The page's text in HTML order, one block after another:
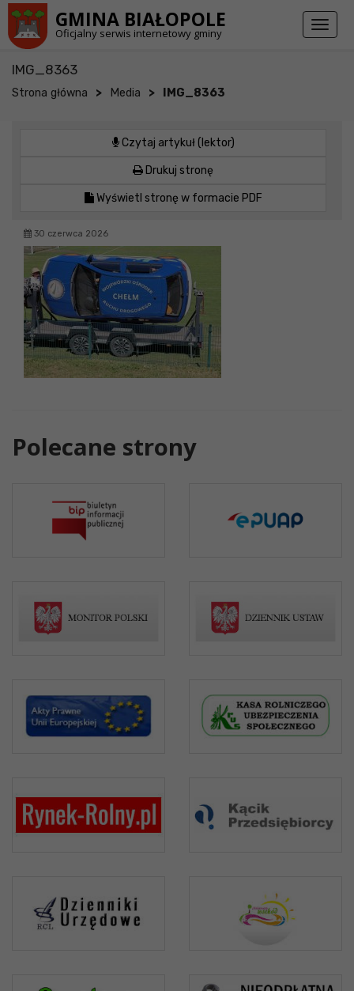
GMINA BIAŁOPOLE
Oficjalny serwis internetowy gminy
Toggle
IMG_8363
Strona główna > Media > IMG_8363
Czytaj artykuł (lektor)
Drukuj stronę
Wyświetl stronę w formacie PDF
30 czerwca 2026
Polecane strony